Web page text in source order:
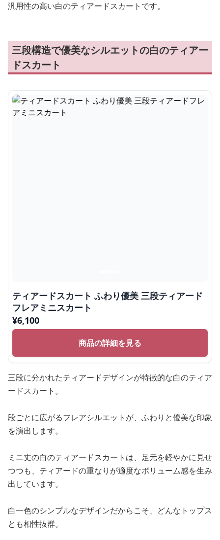
汎用性の高い白のティアードスカートです。
三段構造で優美なシルエットの白のティアー
ドスカート
ティアードスカート ふわり優美 三段ティアード
フレアミニスカート
¥6,100
商品の詳細を見る
三段に分かれたティアードデザインが特徴的な白のティア
ードスカート。
段ごとに広がるフレアシルエットが、ふわりと優美な印象
を演出します。
ミニ丈の白のティアードスカートは、足元を軽やかに見せ
つつも、ティアードの重なりが適度なボリューム感を生み
出しています。
白一色のシンプルなデザインだからこそ、どんなトップス
とも相性抜群。